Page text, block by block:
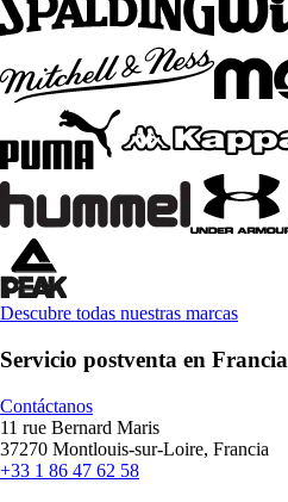
Descubre todas nuestras marcas
Servicio postventa en Francia
Contáctanos
11 rue Bernard Maris
37270 Montlouis-sur-Loire, Francia
+33 1 86 47 62 58